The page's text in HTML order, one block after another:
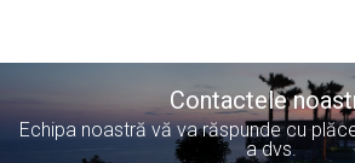
Contactele
Echipa noastră vă va răspunde cu
a dvs.